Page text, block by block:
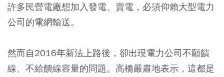
許多民營電廠想加入發電、賣電，必須仰賴大型電力
公司的電網輸送。
然而自2016年新法上路後，卻出現電力公司不願饋
線、不給饋線容量的問題。高橋嚴肅地表示，這都是